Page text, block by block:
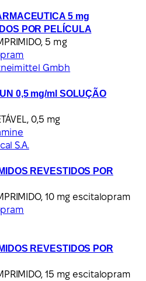
5 mg
POR PELÍCULA
5 mg
Gmbh
0,5 mg/ml SOLUÇÃO
0,5 mg
S.A.
REVESTIDOS POR
10 mg escitalopram
REVESTIDOS POR
15 mg escitalopram